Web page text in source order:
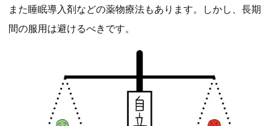
また睡眠導入剤などの薬物療法もあります。しかし、長期
間の服用は避けるべきです。